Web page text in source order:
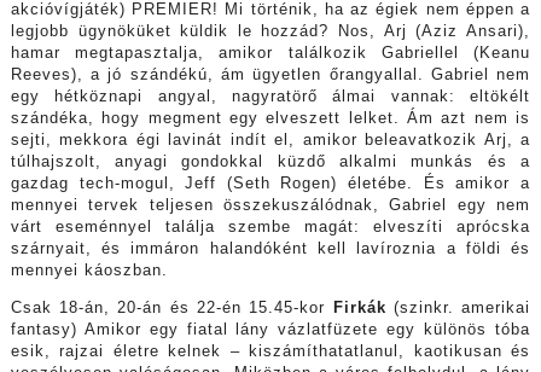
akcióvígjáték) PREMIER! Mi történik, ha az égiek nem éppen a
legjobb ügynöküket küldik le hozzád? Nos, Arj (Aziz Ansari),
hamar megtapasztalja, amikor találkozik Gabriellel (Keanu
Reeves), a jó szándékú, ám ügyetlen őrangyallal. Gabriel nem
egy hétköznapi angyal, nagyratörő álmai vannak: eltökélt
szándéka, hogy megment egy elveszett lelket. Ám azt nem is
sejti, mekkora égi lavinát indít el, amikor beleavatkozik Arj, a
túlhajszolt, anyagi gondokkal küzdő alkalmi munkás és a
gazdag tech-mogul, Jeff (Seth Rogen) életébe. És amikor a
mennyei tervek teljesen összekuszálódnak, Gabriel egy nem
várt eseménnyel találja szembe magát: elveszíti aprócska
szárnyait, és immáron halandóként kell lavíroznia a földi és
mennyei káoszban.
Csak 18-án, 20-án és 22-én 15.45-kor Firkák (szinkr. amerikai
fantasy) Amikor egy fiatal lány vázlatfüzete egy különös tóba
esik, rajzai életre kelnek – kiszámíthatatlanul, kaotikusan és